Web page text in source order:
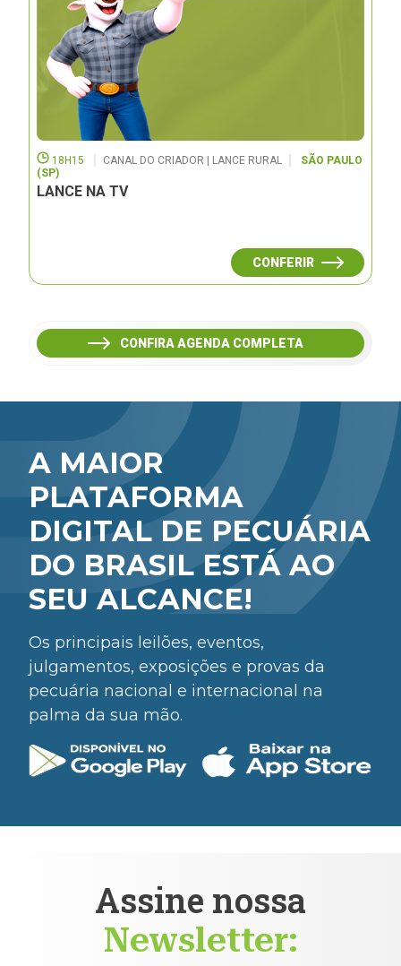
18H15 CANAL DO CRIADOR | LANCE RURAL
SÃO PAULO
(SP)
LANCE NA TV
CONFERIR
CONFIRA AGENDA COMPLETA
A MAIOR
PLATAFORMA
DIGITAL DE PECUÁRIA
DO BRASIL ESTÁ AO
SEU ALCANCE!
Os principais leilões, eventos,
julgamentos, exposições e provas da
pecuária nacional e internacional na
palma da sua mão.
Assine nossa
Newsletter: